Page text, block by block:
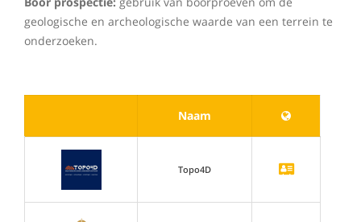
geologische en archeologische waarde van een terrein te
onderzoeken.
Naam
Topo4D